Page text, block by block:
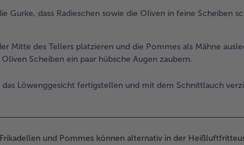
Gurke, dass Radieschen sowie die Oliven in feine Scheiben
Mitte des Tellers platzieren und die Pommes als Mähne
Scheiben ein paar hübsche Augen zaubern.
Löwenggesicht fertigstellen und mit dem Schnittlauch
und Pommes können alternativ in der